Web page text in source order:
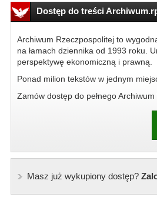
Dostęp do treści
Archiwum Rzeczpospolitej to
na łamach dziennika od 1993 roku.
perspektywę ekonomiczną i prawną.
Ponad milion tekstów w jednym
Zamów dostęp do pełnego
Masz już wykupiony dostęp?